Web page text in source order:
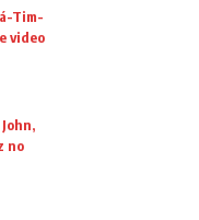
Tim-
video
no